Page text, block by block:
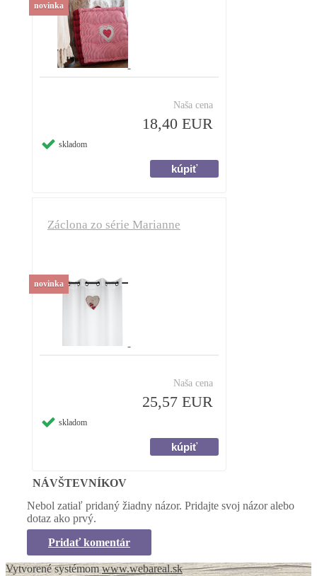
Naša cena
18,40 EUR
skladom
novinka
Záclona zo série Marianne
Naša cena
25,57 EUR
skladom
novinka
NÁVŠTEVNÍKOV
Nebol zatiaľ pridaný žiadny názor. Pridajte svoj názor alebo
dotaz ako prvý.
Pridať komentár
Vytvorené systémomwww.webareal.sk